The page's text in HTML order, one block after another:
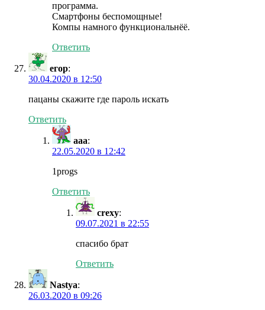
программа.
Смартфоны беспомощные!
Компы намного функциональнёё.
Ответить
егор:
30.04.2020 в 12:50
пацаны скажите где пароль искать
Ответить
aaa:
22.05.2020 в 12:42
1progs
Ответить
crexy:
09.07.2021 в 22:55
спасибо брат
Ответить
Nastya:
26.03.2020 в 09:26